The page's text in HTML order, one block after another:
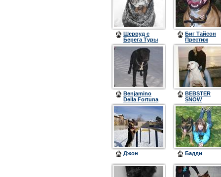
Шервуд с
Берега Туры
Биг Тайсон
Престиж
Benjamino
Della Fortuna
Erl Grandi
BEBSTER
SNOW
FORTUNA
Джон Бадди